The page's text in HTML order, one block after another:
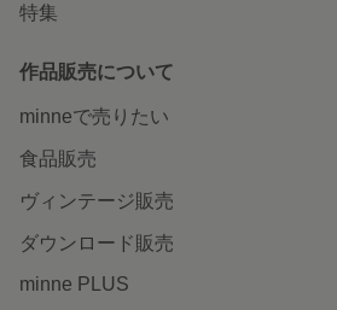
特集
作品販売について
minneで売りたい
食品販売
ヴィンテージ販売
ダウンロード販売
minne PLUS